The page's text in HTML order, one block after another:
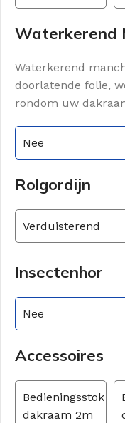
Waterkerend
Waterkerend
doorlatende folie,
rondom uw
Nee
Rolgordijn
Verduisterend
Insectenhor
Nee
Accessoires
Bedieningsstok
dakraam 2m